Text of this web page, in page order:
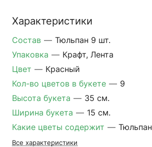
Характеристики
Состав — Тюльпан 9 шт.
Упаковка — Крафт, Лента
Цвет — Красный
Кол-во цветов в букете — 9
Высота букета — 35 см.
Ширина букета — 15 см.
Какие цветы содержит — Тюльпан
Все характеристики